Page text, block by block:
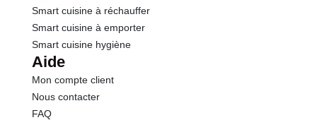
Smart cuisine à réchauffer
Smart cuisine à emporter
Smart cuisine hygiène
Aide
Mon compte client
Nous contacter
FAQ